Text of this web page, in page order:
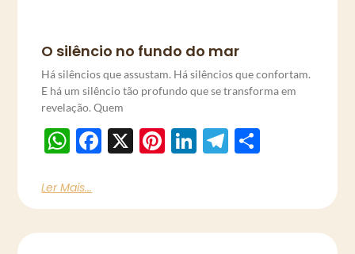
O silêncio no fundo do mar
Há silêncios que assustam. Há silêncios que confortam.
E há um silêncio tão profundo que se transforma em
revelação. Quem
WhatsApp
Facebook
X Pinterest
LinkedIn
Telegram
Ler Mais...